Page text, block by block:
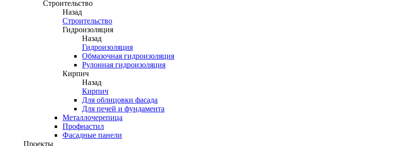
Строительство
Назад
Строительство
Гидроизоляция
Назад
Гидроизоляция
Обмазочная гидроизоляция
Рулонная гидроизоляция
Кирпич
Назад
Кирпич
Для облицовки фасада
Для печей и фундамента
Металлочерепица
Профнастил
Фасадные панели
Проекты